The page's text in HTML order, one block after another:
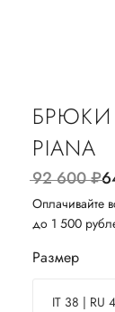
БРЮКИ
PIANA
92 600руб.
Оплачивайте
до 1 500
Размер
IT 38 | RU